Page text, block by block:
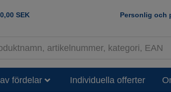
SEK Personlig och
fördelar Individuella offerter